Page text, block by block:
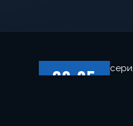
20.05